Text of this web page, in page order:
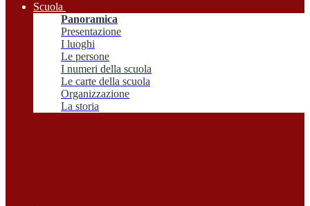
Scuola
Panoramica
Presentazione
I luoghi
Le persone
I numeri della scuola
Le carte della scuola
Organizzazione
La storia